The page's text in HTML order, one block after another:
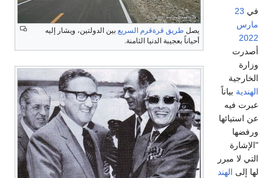
يصل طريق قرةقرم السريع بين الدولتين، ويشار إليه
أحياناً بعجيبة الدنيا الثامنة.
في 23
مارس
2022
أصدرت
وزارة
الخارجية
الهندية بياناً
عبرت فيه
عن استيائها
ورفضها
"الإشارة
التي لا مبرر
لها إلى الهند